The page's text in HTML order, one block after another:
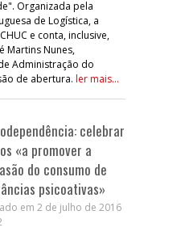
Organizada pela
de Logística, a
e conta, inclusive,
Martins Nunes,
Administração do
de abertura. ler mais...
celebrar
«a promover a
do consumo de
psicoativas»
em 2 de julho de 2016